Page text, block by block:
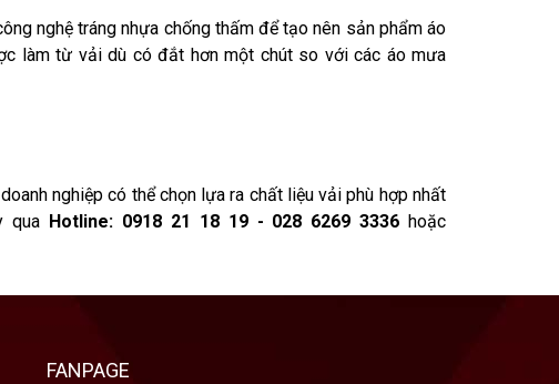
nghệ tráng nhựa chống thấm để tạo nên sản phẩm áo
làm từ vải dù có đắt hơn một chút so với các áo mưa
nghiệp có thể chọn lựa ra chất liệu vải phù hợp nhất
qua Hotline: 0918 21 18 19 - 028 6269 3336 hoặc
FANPAGE